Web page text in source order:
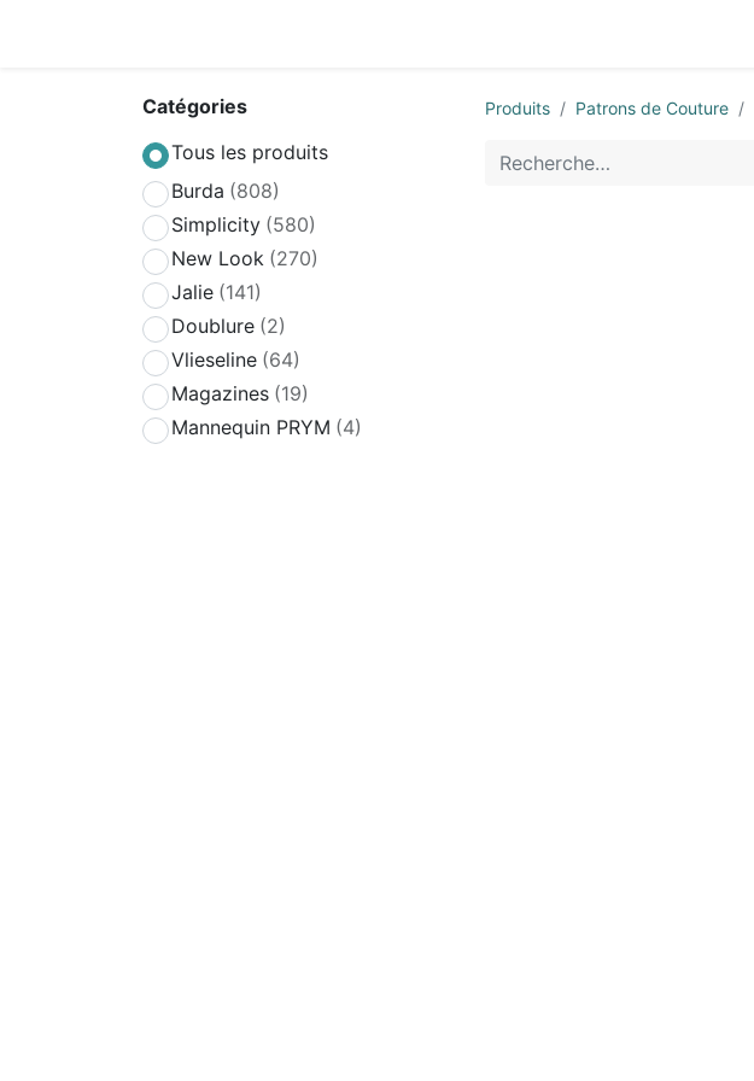
Catégories
Tous les produits
Burda (808)
Simplicity (580)
New Look (270)
Jalie (141)
Doublure (2)
Vlieseline (64)
Magazines (19)
Mannequin PRYM (4)
Produits Patrons de Couture